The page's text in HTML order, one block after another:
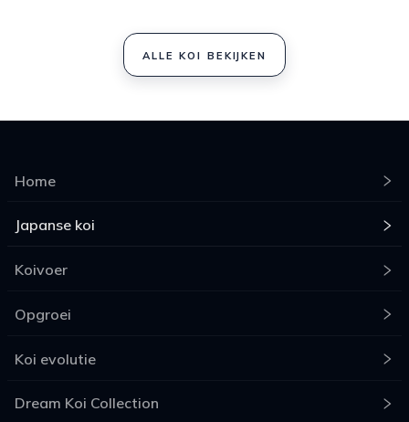
ALLE KOI BEKIJKEN
Home
Japanse koi
Koivoer
Opgroei
Koi evolutie
Dream Koi Collection